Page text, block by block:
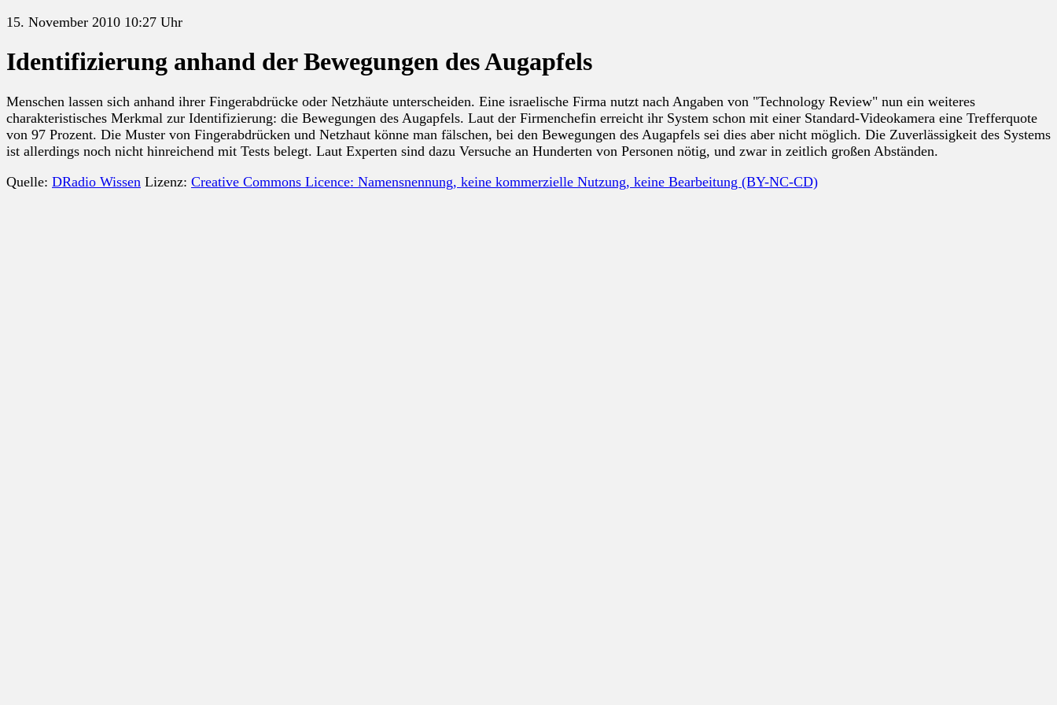
15. November 2010 10:27 Uhr
Identifizierung anhand der Bewegungen des Augapfels
Menschen lassen sich anhand ihrer Fingerabdrücke oder Netzhäute unterscheiden. Eine israelische Firma nutzt nach Angaben von "Technology Review" nun ein weiteres
charakteristisches Merkmal zur Identifizierung: die Bewegungen des Augapfels. Laut der Firmenchefin erreicht ihr System schon mit einer Standard-Videokamera eine Trefferquote
von 97 Prozent. Die Muster von Fingerabdrücken und Netzhaut könne man fälschen, bei den Bewegungen des Augapfels sei dies aber nicht möglich. Die Zuverlässigkeit des Systems
ist allerdings noch nicht hinreichend mit Tests belegt. Laut Experten sind dazu Versuche an Hunderten von Personen nötig, und zwar in zeitlich großen Abständen.
Quelle: DRadio Wissen Lizenz: Creative Commons Licence: Namensnennung, keine kommerzielle Nutzung, keine Bearbeitung (BY-NC-CD)